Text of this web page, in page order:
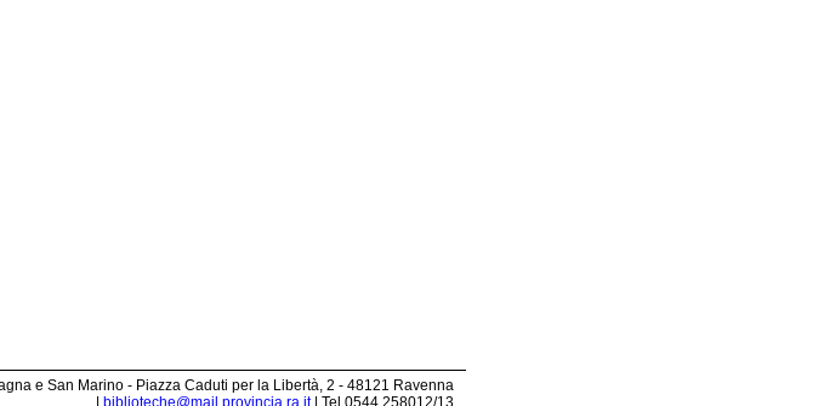
e San Marino - Piazza Caduti per la Libertà, 2 - 48121 Ravenna
biblioteche@mail.provincia.ra.it| Tel 0544.258012/13